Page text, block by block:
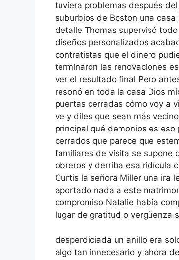
tuviera problemas después
suburbios de Boston una
detalle Thomas supervisó
diseños personalizados
contratistas que el dinero
terminaron las renovaciones
ver el resultado final Pero
resonó en toda la casa Dios
puertas cerradas cómo voy a
ve y diles que sean más
principal qué demonios es
cerrados que parece que
familiares de visita se supone
obreros y derriba esa ridícula
Curtis la señora Miller una ira
aportado nada a este
compromiso Natalie había
lugar de gratitud o vergüenza
desperdiciada un anillo era
algo tan innecesario y ahora